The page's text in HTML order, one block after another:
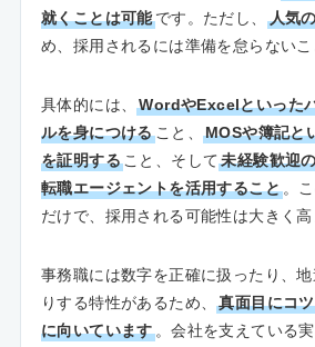
就くことは可能です。ただし、 人気
め、採用されるには準備を怠らないこ
具体的には、WordやExcelといった
ルを身につけること、
MOSや簿記と
を証明すること、そして未経験歓迎
転職エージェントを活用すること。
だけで、採用される可能性は大きく高
事務職には数字を正確に扱ったり、
りする特性があるため、真面目にコ
に向いています。会社を支えている